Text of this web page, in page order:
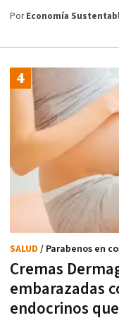
PorEconomía
Cremas
embarazadas
endocrinos
SALUD / Parabenos en